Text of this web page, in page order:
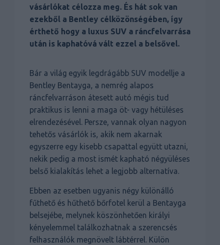
vásárlókat célozza meg. És hát sok van
ezekből a Bentley célközönségében, így
érthető hogy a luxus SUV a ráncfelvarrása
után is kaphatóvá vált ezzel a belsővel.
Bár a világ egyik legdrágább SUV modellje a
Bentley Bentayga, a nemrég alapos
ráncfelvarráson átesett autó mégis tud
praktikus is lenni a maga öt- vagy hétüléses
elrendezésével. Persze, vannak olyan nagyon
tehetős vásárlók is, akik nem akarnak
egyszerre egy kisebb csapattal együtt utazni,
nekik pedig a most ismét kapható négyüléses
belső kialakítás lehet a legjobb alternatíva.
Ebben az esetben ugyanis négy különálló
fűthető és hűthető bőrfotel kerül a Bentayga
belsejébe, melynek köszönhetően királyi
kényelemmel találkozhatnak a szerencsés
felhasználók megnövelt lábtérrel. Külön